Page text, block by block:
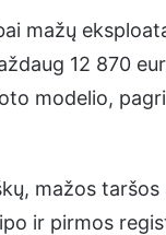
mažų
12 870
modelio,
mažos
ir pirmos